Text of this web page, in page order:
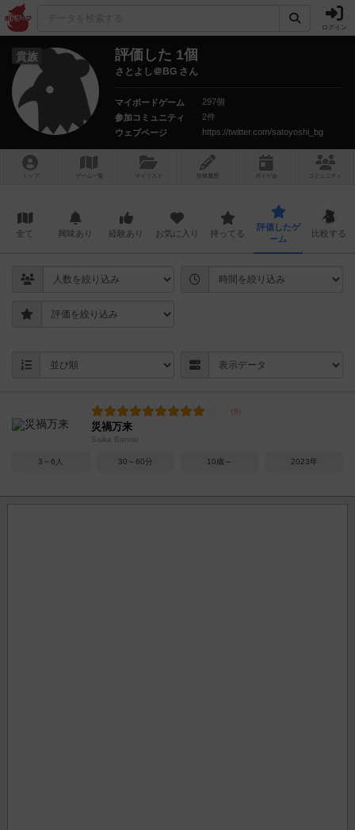
ログイン
貴族 評価した 1個
さとよし＠BG さん
マイボードゲーム
297個
参加コミュニティ
2件
ウェブページ
https://twitter.com/satoyoshi_bg
トップ ゲーム一覧 マイリスト 投稿履歴 ボ ドゲ コミュニティ
全て 興味あり 経験あり お気に入り 持ってる
評価したゲ
ーム
比較する
災禍万来
Saika Banrai
3～6人 30～60分 10歳～ 2023年